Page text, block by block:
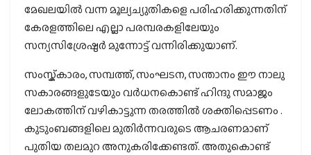
മേഖലയിൽ വന്ന മൂല്യച്യുതികളെ പരിഹരിക്കുന്നതിന്
കേരളത്തിലെ എല്ലാ പരമ്പരകളിലേയും
സന്യസിശ്രേഷ്ഠർ മുന്നോട്ട് വന്നിരിക്കുയാണ്.
സംസ്ക്കാരം, സമ്പത്ത്, സംഘടന, സന്താനം ഈ നാലു
സകാരങ്ങളുടേയും വർധനകൊണ്ട് ഹിന്ദു സമാജം
ലോകത്തിന് വഴികാട്ടുന്ന തരത്തിൽ ശക്തിപ്പെടണം .
കുടുംബങ്ങളിലെ മുതിർന്നവരുടെ ആചരണമാണ്
പുതിയ തലമുറ അനുകരിക്കേണ്ടത്. അതുകൊണ്ട്